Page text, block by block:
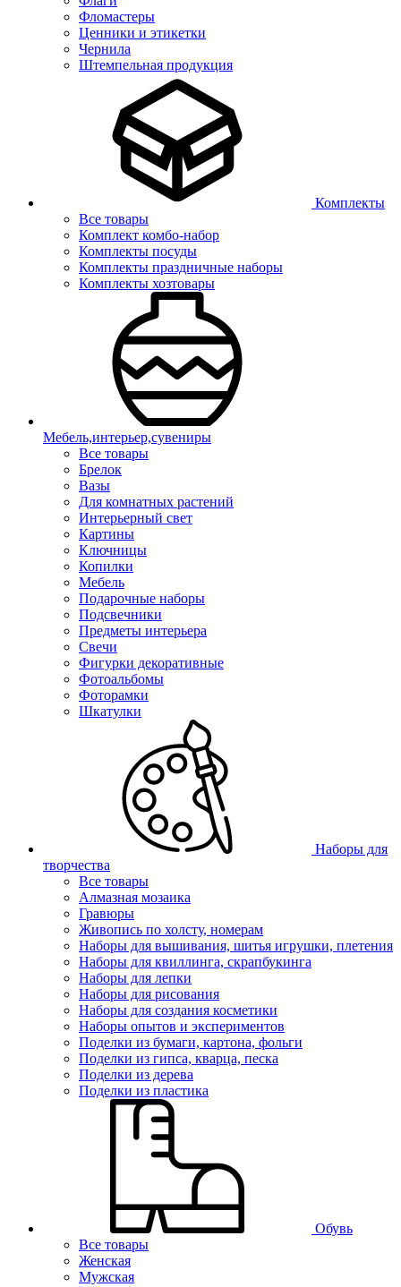
Фломастеры
Ценники и этикетки
Чернила
Штемпельная продукция
Комплекты
Все товары
Комплект комбо-набор
Комплекты посуды
Комплекты праздничные наборы
Комплекты хозтовары
Мебель,интерьер,сувениры
Все товары
Брелок
Вазы
Для комнатных растений
Интерьерный свет
Картины
Ключницы
Копилки
Мебель
Подарочные наборы
Подсвечники
Предметы интерьера
Свечи
Фигурки декоративные
Фотоальбомы
Фоторамки
Шкатулки
Наборы для
творчества
Все товары
Алмазная мозаика
Гравюры
Живопись по холсту, номерам
Наборы для вышивания, шитья игрушки, плетения
Наборы для квиллинга, скрапбукинга
Наборы для лепки
Наборы для рисования
Наборы для создания косметики
Наборы опытов и экспериментов
Поделки из бумаги, картона, фольги
Поделки из гипса, кварца, песка
Поделки из дерева
Поделки из пластика
Обувь
Все товары
Женская
Мужская